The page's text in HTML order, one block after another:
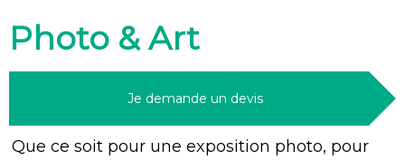
Photo & Art
Je demande un devis
Que ce soit pour une exposition photo, pour